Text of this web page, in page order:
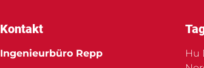
Kontakt
Ingenieurbüro Repp
Hu